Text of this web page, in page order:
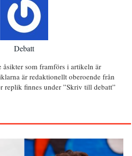
Debatt
åsikter som framförs i artikeln är
är redaktionellt oberoende från
replik finnes under ”Skriv till debatt”